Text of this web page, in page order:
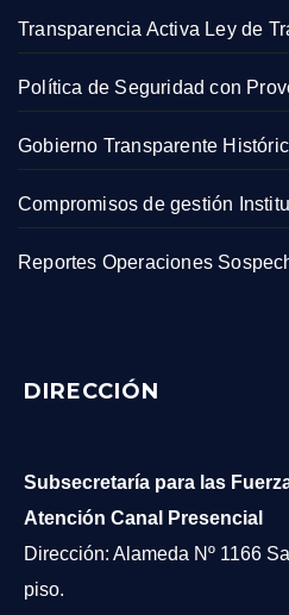
Transparencia Activa Ley de
Política de Seguridad con
Gobierno Transparente
Compromisos de gestión
Reportes Operaciones
DIRECCIÓN
Subsecretaría para las
Atención Canal Presencial
Dirección: Alameda Nº 1166
piso.